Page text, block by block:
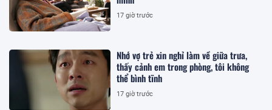
17 giờ trước
Nhớ vợ trẻ xin nghỉ làm về giữa trưa,
thấy cảnh em trong phòng, tôi không
thể bình tĩnh
17 giờ trước